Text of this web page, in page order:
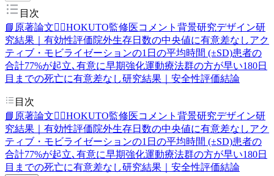
目次
📘原著論文👨‍⚕️HOKUTO監修医コメント 背景研究デザイン研
究結果｜有効性評価院外生存日数の中央値に有意差なしアク
ティブ・モビライゼーションの1日の平均時間 (±SD)患者の
合計77%が起立､有意に早期強化運動療法群の方が早い180日
目までの死亡に有意差なし研究結果｜安全性評価結論
目次
📘原著論文👨‍⚕️HOKUTO監修医コメント 背景研究デザイン研
究結果｜有効性評価院外生存日数の中央値に有意差なしアク
ティブ・モビライゼーションの1日の平均時間 (±SD)患者の
合計77%が起立､有意に早期強化運動療法群の方が早い180日
目までの死亡に有意差なし研究結果｜安全性評価結論